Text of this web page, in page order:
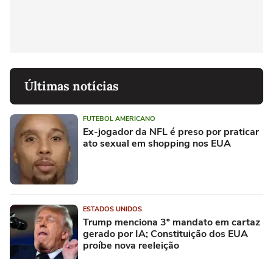
Últimas notícias
FUTEBOL AMERICANO
Ex-jogador da NFL é preso por praticar
ato sexual em shopping nos EUA
ESTADOS UNIDOS
Trump menciona 3º mandato em cartaz
gerado por IA; Constituição dos EUA
proíbe nova reeleição